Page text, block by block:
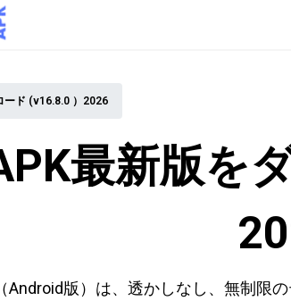
ード (v16.8.0 ）2026
最新版を
Android版）は、透かしなし、無制限